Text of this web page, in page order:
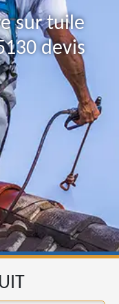
sur tuile
devis